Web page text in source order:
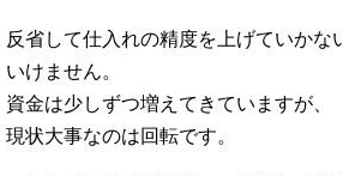
反省して仕入れの精度を上げていかな
いけません。
資金は少しずつ増えてきていますが、
現状大事なのは回転です。